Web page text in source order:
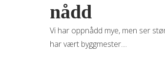
nådd
Vi har oppnådd mye, men ser
har vært byggmester....